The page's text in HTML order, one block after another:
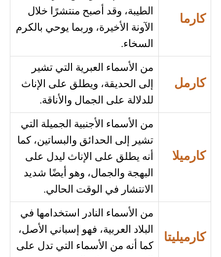
كارما
الطيبة، وقد أصبح منتشرًا خلال
الآونة الأخيرة، وربما يوحي بالكرم
السخاء.
كارمل
من الأسماء العبرية التي تشير
إلى الحديقة، ويطلق على الإناث
للدلالة على الجمال والأناقة.
كارميلا
من الأسماء الأجنبية الجميلة التي
تشير إلى الحدائق والبساتين، كما
أنه يطلق على الإناث ليدل على
البهجة والجمال، وهو أيضًا شديد
الانتشار في الوقت الحالي.
كارميليتا
من الأسماء النادر استخدامها في
البلاد العربية، فهو إسباني الأصل،
كما أنه من الأسماء التي تدل على